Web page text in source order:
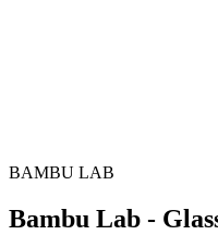
BAMBU LAB
Bambu Lab -